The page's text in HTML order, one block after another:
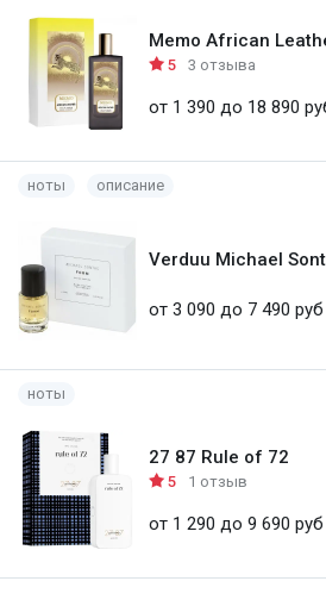
Memo African
5 3 отзыва
от 1 390 до 18 890
ноты описание
Verduu Michael
от 3 090 до 7 490 руб
ноты
27 87 Rule of 72
5 1 отзыв
от 1 290 до 9 690 руб